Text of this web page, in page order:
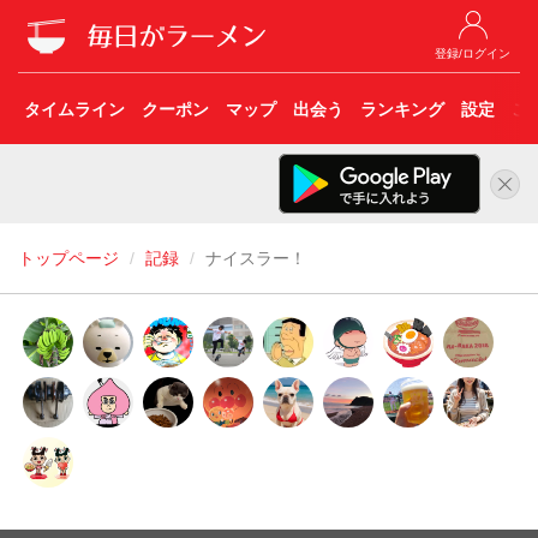
登録/ログイン
タイムライン クーポン マップ 出会う ランキング 設定 こ
トップページ 記録 ナイスラー！